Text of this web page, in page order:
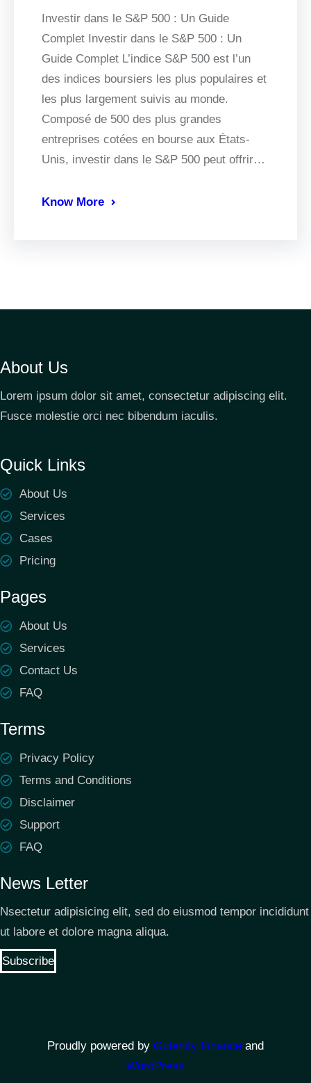
Investir dans le S&P 500 : Un Guide
Complet Investir dans le S&P 500 : Un
Guide Complet L’indice S&P 500 est l’un
des indices boursiers les plus populaires et
les plus largement suivis au monde.
Composé de 500 des plus grandes
entreprises cotées en bourse aux États-
Unis, investir dans le S&P 500 peut offrir…
Know More
About Us
Lorem ipsum dolor sit amet, consectetur adipiscing elit.
Fusce molestie orci nec bibendum iaculis.
Quick Links
About Us
Services
Cases
Pricing
Pages
About Us
Services
Contact Us
FAQ
Terms
Privacy Policy
Terms and Conditions
Disclaimer
Support
FAQ
News Letter
Nsectetur adipisicing elit, sed do eiusmod tempor incididunt
ut labore et dolore magna aliqua.
Subscribe
Proudly powered by Gutenify Finance and
WordPress